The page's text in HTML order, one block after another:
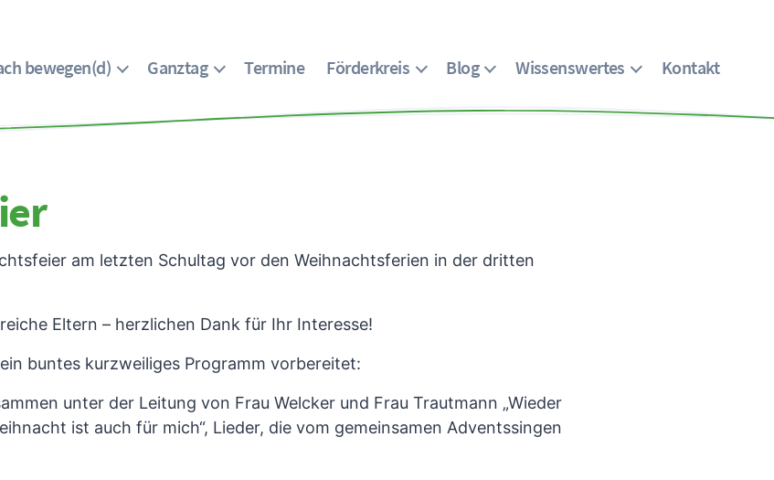
bewegen(d) Ganztag Termine Förderkreis Blog Wissenswertes Kontakt
am letzten Schultag vor den Weihnachtsferien in der dritten
Eltern – herzlichen Dank für Ihr Interesse!
buntes kurzweiliges Programm vorbereitet:
unter der Leitung von Frau Welcker und Frau Trautmann „Wieder
ist auch für mich“, Lieder, die vom gemeinsamen Adventssingen